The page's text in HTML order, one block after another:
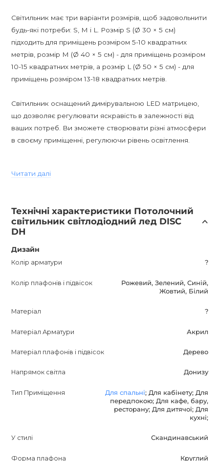
Світильник має три варіанти розмірів, щоб задовольнити
будь-які потреби: S, M і L. Розмір S (Ø 30 × 5 см)
підходить для приміщень розміром 5-10 квадратних
метрів, розмір M (Ø 40 × 5 см) - для приміщень розміром
10-15 квадратних метрів, а розмір L (Ø 50 × 5 см) - для
приміщень розміром 13-18 квадратних метрів.
Світильник оснащений димірувальною LED матрицею,
що дозволяє регулювати яскравість в залежності від
ваших потреб. Ви зможете створювати різні атмосфери
в своєму приміщенні, регулюючи рівень освітлення.
стиль, що надає інтер'єру особливий шарм і сучасність.
Світильник має високу вологостійкість класу IP20, що
можете бути впевнені, що світильник прослужить вам
довгий час, оскільки на нього надається гарантія 12
для тих, хто цінує якість і естетику. Купуючи цей
яке підійде для будь-якого інтер'єру.
Читати далі
Технічні характеристики Потолочний
світильник світлодіодний лед DISC
DH
Дизайн
Колір арматури ?
Колір плафонів і підвісок
Рожевий, Зелений, Синій,
Жовтий, Білий
Матеріал ?
Матеріал Арматури Акрил
Матеріал плафонів і підвісок Дерево
Напрямок світла Донизу
Тип Приміщення Для спальні; Для кабінету; Для
передпокою; Для кафе, бару,
ресторану; Для дитячої; Для
кухні;
У стилі Скандинавський
Форма плафона Круглий